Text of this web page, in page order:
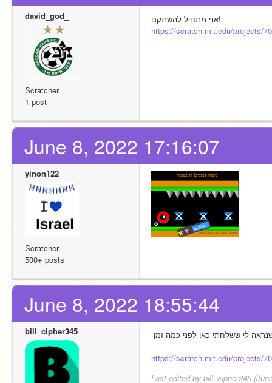
david_god_
Scratcher
1 post
אני מתחיל להשתקם!
https://scratch.mit.edu/projects/
June 8, 2022 17:16:07
yinon122
Scratcher
500+ posts
June 8, 2022 18:55:44
bill_cipher345
https://scratch.mit.edu/projects/
Last edited by bill_cipher345